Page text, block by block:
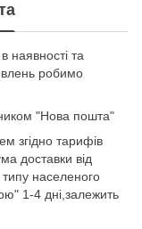
наявності та
робимо
"Нова пошта"
згідно тарифів
доставки від
населеного
1-4 дні,залежить